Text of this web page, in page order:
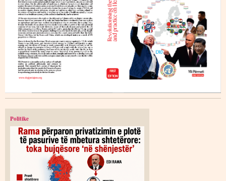
Politike